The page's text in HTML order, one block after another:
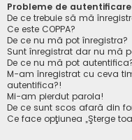
Probleme de
De ce trebuie să mă
Ce este COPPA?
De ce nu mă pot înregistra?
Sunt înregistrat dar nu mă
De ce nu mă pot
M-am înregistrat cu ceva
autentifica?!
Mi-am pierdut parola!
De ce sunt scos afară din
Ce face opţiunea „Şterge